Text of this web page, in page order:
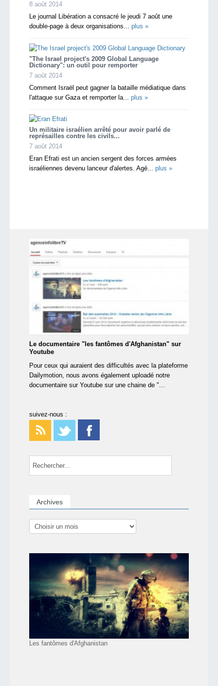
8 août 2014
Le journal Libération a consacré le jeudi 7 août une
double-page à deux organisations... plus »
"The Israel project's 2009 Global Language
Dictionary": un outil pour remporter
7 août 2014
Comment Israël peut gagner la bataille médiatique dans
l'attaque sur Gaza et remporter la... plus »
Un militaire israélien arrêté pour avoir parlé de
représailles contre les civils...
7 août 2014
Eran Efrati est un ancien sergent des forces armées
israéliennes devenu lanceur d'alertes. Agé... plus »
Le documentaire "les fantômes d'Afghanistan" sur
Youtube
Pour ceux qui auraient des difficultés avec la plateforme
Dailymotion, nous avons également uploadé notre
documentaire sur Youtube sur une chaine de "...
suivez-nous :
Archives
Les fantômes d'Afghanistan